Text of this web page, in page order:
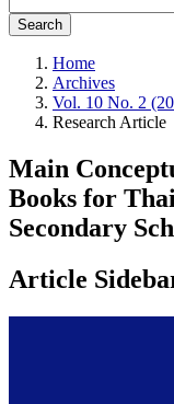
Search
Home
Archives
Vol. 10 No. 2
Research Article
Main
Books for
Secondary
Article